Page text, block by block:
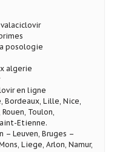
posologie
algerie
en ligne
Bordeaux, Lille, Nice,
Toulon,
Etienne.
– Leuven, Bruges –
Liege, Arlon, Namur,